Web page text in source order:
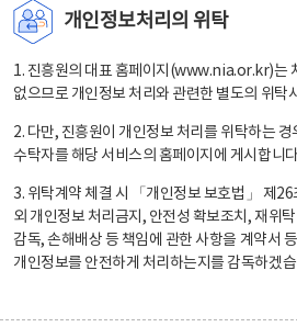
개인정보처리의 위탁
1. 진흥원의 대표 홈페이지(www.nia.or.kr)는
없으므로 개인정보 처리와 관련한 별도의 위탁
2. 다만, 진흥원이 개인정보 처리를 위탁하는
수탁자를 해당 서비스의 홈페이지에 게시합니
3. 위탁계약 체결 시 「개인정보 보호법」 제
외 개인정보 처리금지, 안전성 확보조치, 재위
감독, 손해배상 등 책임에 관한 사항을 계약서
개인정보를 안전하게 처리하는지를 감독하겠